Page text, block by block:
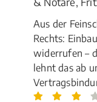
Aus der
Rechts:
widerrufen –
lehnt das ab